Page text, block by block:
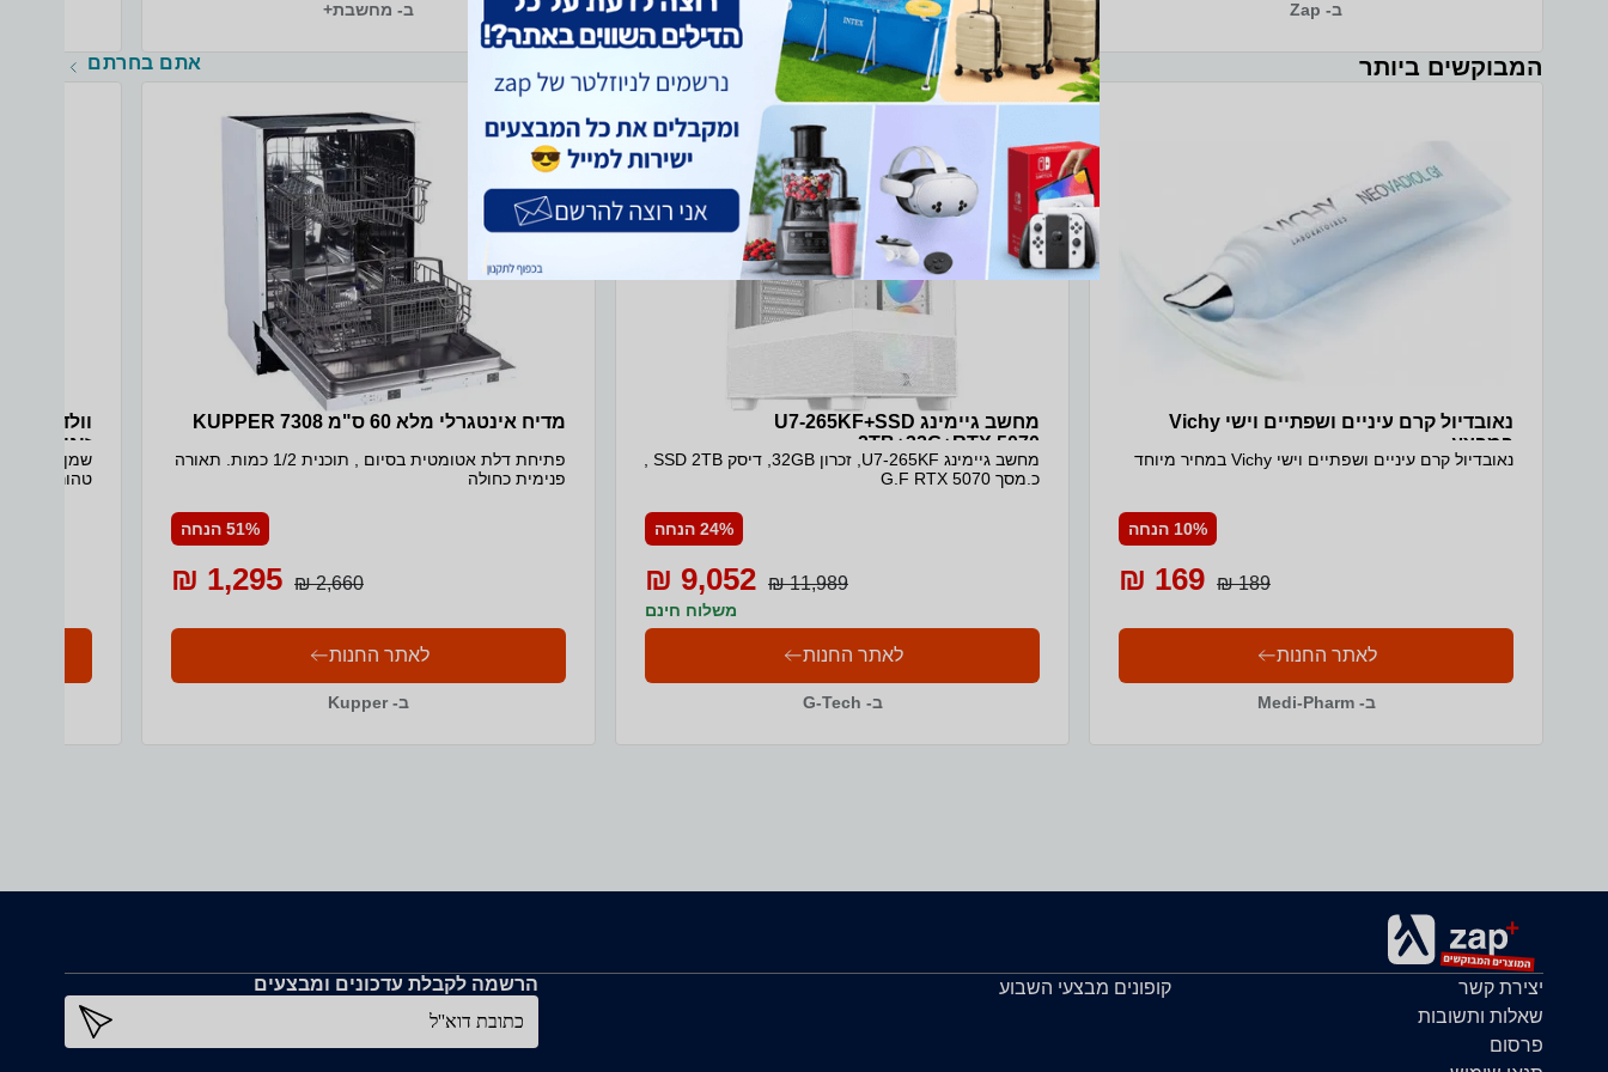
לעבודה מהבית וכמחשב נייד לצילום ולאחסון תמונות.
ה-1TB נותן מקום נרחב לספריות תמונות, לסרטונים
ולקבצי עבודה, ומסך המגע מפרט טכני מקט יצרן:
83K4000RUS מסך: 15.3 WUXGA (1920x1200) IPS
cell, 10-point Multi-touch יחס מסך לגוף: 90.7%
מעבד: Intel Core 5 210H, 8 (4P+4E) ליבות, 12
threads, עד 4.8GHz ערכת שבבים: Intel SoC Platform
ב- Zap ב- חיון טכנולוגיות+ ב- מחשבת+
המבוקשים ביותר אתם בחרתם
נאובדיול קרם עיניים ושפתיים וישי Vichy
במבצע
נאובדיול קרם עיניים ושפתיים וישי Vichy במחיר מיוחד
10% הנחה
189 ₪
169 ₪
לאתר החנות
ב- Medi-Pharm
מחשב גיימינג U7-265KF+SSD
2TB+32G+RTX 5070
כ.מסך G.F RTX 5070
24% הנחה
11,989 ₪
9,052 ₪
משלוח חינם
לאתר החנות
ב- G-Tech
מדיח אינטגרלי מלא 60 ס"מ 7308 KUPPER
פתיחת דלת אטומטית בסיום , תוכנית 1/2 כמות. תאורה
פנימית כחולה
51% הנחה
2,660 ₪
1,295 ₪
לאתר החנות
ב- Kupper
וולדה שמן
זוגי!
שמן הריון
יצירת קשר
שאלות ותשובות
פרסום
קופונים מבצעי השבוע
הרשמה לקבלת עדכונים ומבצעים
כתובת דוא''ל